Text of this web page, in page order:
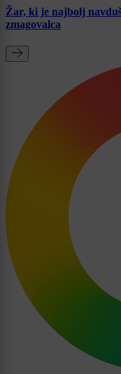
Žar, ki je najbolj
zmagovalca